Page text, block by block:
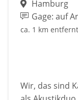
Hamburg
Gage: auf
ca. 1 km entfernt
Wir, das sind